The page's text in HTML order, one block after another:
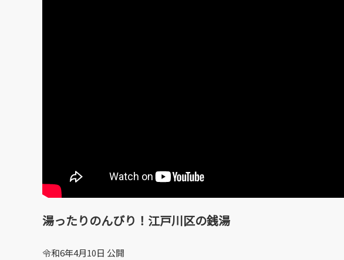
湯ったりのんびり！江戸川区の銭湯
令和6年4月10日 公開